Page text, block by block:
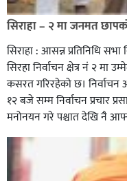
सिराहा – २ मा जनमत
सिराहा : आसन्न प्रतिनिधि
सिरहा निर्वाचन क्षेत्र नं २ मा
कसरत गरिरहेको छ।
१२ बजे सम्म निर्वाचन प्रचार
मनोनयन गरे पश्चात देखि नै